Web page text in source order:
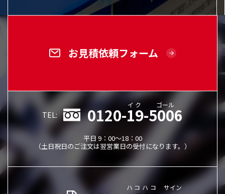
お見積依頼フォーム
TEL: 0120-19-5006
イク ゴール
平日 9：00～18：00
（土日祝日のご注文は翌営業日の受付になります。）
ハコハコ サイン